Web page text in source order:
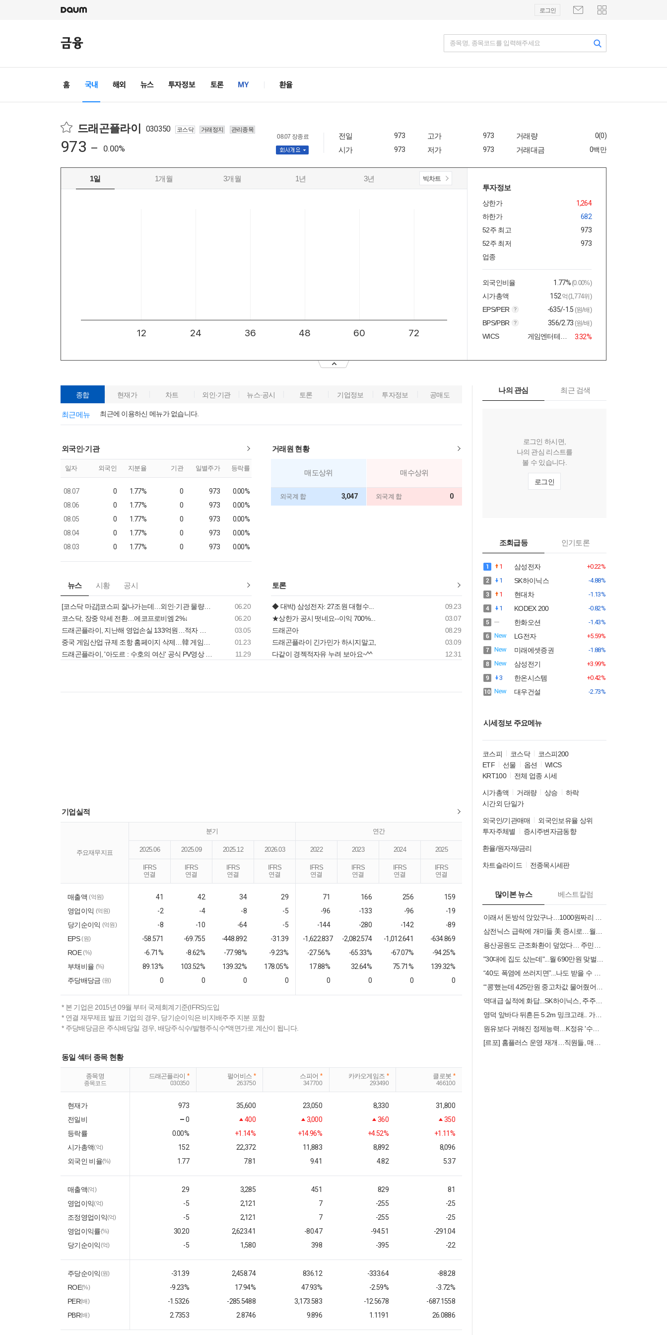
로그인
종목명, 종목코드를 입력해주세요
드래곤플라이 030350 코스닥 거래정지 관리종목
973 0.00%
08.07 장종료 전일 973 고가 973 거래량 0(0)
시가 973 저가 973 거래대금 0백만
1일 1개월 3개월 1년 3년 빅차트
투자정보
상한가
1,264
하한가
682
52주 최고
973
52주 최저
973
업종
외국인비율 1.77% (0.00%)
시가총액 152 억(1,774위)
EPS/PER -635/-1.5 (원/배)
BPS/PBR 356/2.73 (원/배)
WICS 게임엔터테인먼트 3.32%
종합 현재가 차트 외인·기관 뉴스·공시 토론 기업정보 투자정보 공매도
최근메뉴 최근에 이용하신 메뉴가 없습니다.
외국인·기관
일자 외국인 지분율 기관 일별주가 등락률
08.07 0 1.77% 0 973
0.00%
08.06
0 1.77% 0 973
0.00%
08.05
0 1.77% 0 973
0.00%
08.04
0 1.77% 0 973
0.00%
08.03
0 1.77% 0 973 0.00%
거래원 현황
매도상위
외국계 합 3,047
매수상위
외국계 합 0
뉴스 시황 공시
[코스닥 마감]코스피 잘나가는데…외인·기관 물량에 발목
06.20
코스닥, 장중 약세 전환…에코프로비엠 2%↓
06.20
03.05
01.23
11.29
토론
◆ 대박) 삼성전자: 27조원 대형수...
09.23
★상한가 공시 떳네요--이익 700%...
03.07
드래곤아
08.29
드래곤플라이 긴가민가 하시지말고,
03.09
다같이 경젝적자유 누려 보아요~^^
12.31
기업실적
주요재무지표
분기 연간
2025.06 2025.09 2025.12 2026.03 2022 2023 2024 2025
IFRS
연결
IFRS
연결
IFRS
연결
IFRS
연결
IFRS
연결
IFRS
연결
IFRS
연결
IFRS
연결
매출액(억원) 41 42 34 29 71 166 256
159
영업이익 (억원) -2 -4 -8 -5 -96 -133 -96
-19
당기순이익 (억원) -8 -10 -64 -5 -144 -280 -142
-89
EPS(원) -58.571 -69.755 -448.892 -31.39 -1,622.837 -2,082.574 -1,012.641
-634.869
ROE(%) -6.71% -8.62% -77.98% -9.23% -27.56% -65.33% -67.07%
-94.25%
부채비율 (%) 89.13% 103.52% 139.32% 178.05% 17.88% 32.64% 75.71%
139.32%
주당배당금 (원) 0 0 0 0 0 0 0 0
* 본 기업은 2015년 09월 부터 국제회계기준(IFRS)도입
* 연결 재무제표 발표 기업의 경우, 당기순이익은 비지배주주 지분 포함
* 주당배당금은 주식배당일 경우, 배당주식수/발행주식수*액면가로 계산이 됩니다.
동일 섹터 종목 현황
종목명
종목코드
드래곤플라이 *
030350
펄어비스 *
263750
스피어 *
347700
카카오게임즈 *
293490
클로봇 *
466100
현재가 973 35,600 23,050 8,330
31,800
전일비
0 400 3,000 360
350
등락률
0.00% +1.14% +14.96% +4.52%
+1.11%
시가총액(억) 152 22,372 11,883 8,892
8,096
외국인 비율(%) 1.77 7.81 9.41 4.82 5.37
매출액(억) 29 3,285 451 829
81
영업이익(억) -5 2,121 7 -255
-25
조정영업이익(억) -5 2,121 7 -255
-25
영업이익률(%) 30.20 2,623.41 -80.47 -94.51
-291.04
당기순이익(억) -5 1,580 398 -395 -22
주당순이익(원) -31.39 2,458.74 836.12 -333.64
-88.28
ROE(%) -9.23% 17.94% 47.93% -2.59%
-3.72%
PER(배) -1.5326 -285.5488 3,173.583 -12.5678
-687.1558
PBR(배) 2.7353 2.8746 9.896 1.1191 26.0886
나의 관심 최근 검색
로그인 하시면,
나의 관심 리스트를
볼 수 있습니다.
로그인
조회급등 인기토론
1 삼성전자
+0.22%
1
SK하이닉스
-4.88%
1
현대차
-1.13%
1
KODEX 200 -0.82%
한화오션 -1.43%
LG전자 +5.59%
미래에셋증권 -1.88%
삼성전기
+3.99%
3
한온시스템 +0.42%
대우건설 -2.73%
시세정보 주요메뉴
코스피 코스닥
코스피200
ETF
선물 옵션
WICS
KRT100
전체 업종 시세
시가총액 거래량 상승
하락
시간외 단일가
외국인/기관매매
외국인보유율 상위
투자주체별
증시주변자금동향
환율/원자재/금리
차트슬라이드 전종목시세판
많이본 뉴스 베스트칼럼
역대급 실적에 화답...SK하이닉스, 주주환원 시점 3분기로 조기 발표
영덕 앞바다 뒤흔든 5.2m 밍크고래.. 가격이 무려